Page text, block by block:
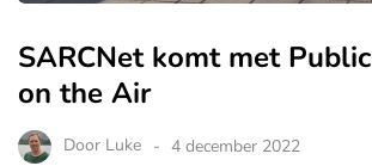
SARCNet komt met
on the Air
Door Luke 4 december 2022